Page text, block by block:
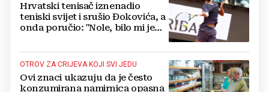
Hrvatski tenisač iznenadio
teniski svijet i srušio Đokovića, a
onda poručio: "Nole, bilo mi je
OTROV ZA CRIJEVA KOJI SVI JEDU
Ovi znaci ukazuju da je često
konzumirana namirnica opasna